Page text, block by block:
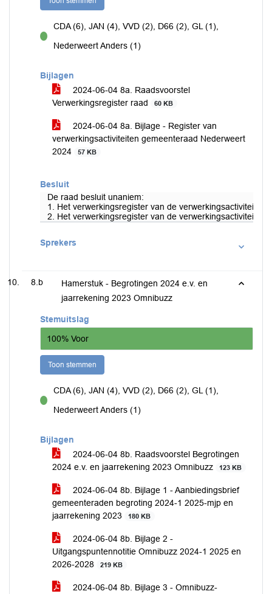
voor
CDA (6), JAN (4), VVD (2), D66 (2), GL (1),
Nederweert Anders (1)
Bijlagen
2024-06-04 8a. Raadsvoorstel
Verwerkingsregister raad
60 KB
2024-06-04 8a. Bijlage - Register van
verwerkingsactiviteiten gemeenteraad Nederweert
2024
57 KB
Besluit
De raad besluit unaniem:
1. Het verwerkingsregister van de verwerkingsactiviteiten
2. Het verwerkingsregister van de
Sprekers
8.b
Hamerstuk - Begrotingen 2024 e.v. en
jaarrekening 2023 Omnibuzz
Stemuitslag
100% Voor
Toon stemmen
voor
CDA (6), JAN (4), VVD (2), D66 (2), GL (1),
Nederweert Anders (1)
Bijlagen
2024-06-04 8b. Raadsvoorstel Begrotingen
2024 e.v. en jaarrekening 2023 Omnibuzz
123 KB
2024-06-04 8b. Bijlage 1 - Aanbiedingsbrief
gemeenteraden begroting 2024-1 2025-mjp en
jaarrekening 2023
180 KB
2024-06-04 8b. Bijlage 2 -
Uitgangspuntennotitie Omnibuzz 2024-1 2025 en
2026-2028
219 KB
2024-06-04 8b. Bijlage 3 - Omnibuzz-